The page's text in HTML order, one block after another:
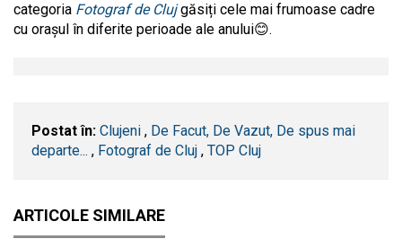
categoria Fotograf de Clujgăsiți cele mai frumoase cadre
cu orașul în diferite perioade ale anului😊.
Postat în: Clujeni , De Facut, De Vazut, De spus mai
departe... , Fotograf de Cluj , TOP Cluj
ARTICOLE SIMILARE